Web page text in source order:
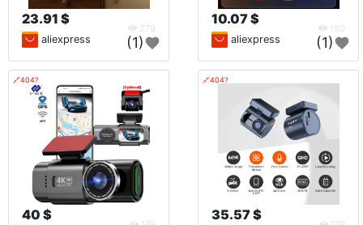
23.91 $
279
aliexpress (1)
10.07 $
150
aliexpress (1)
🔗404?
40 $
🔗404?
35.57 $